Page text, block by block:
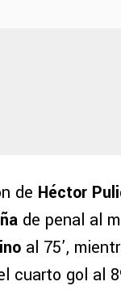
de Héctor
de penal al
al 75’,
cuarto gol al